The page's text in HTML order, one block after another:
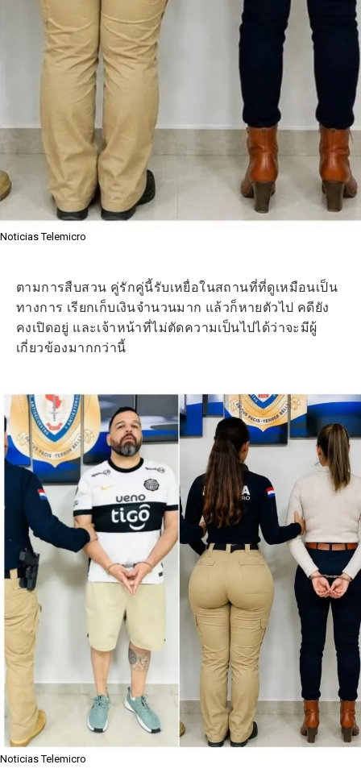
Noticias Telemicro
ตามการสืบสวน คู่รักคู่นี้รับเหยื่อในสถานที่ที่ดูเหมือนเป็น
ทางการ เรียกเก็บเงินจำนวนมาก แล้วก็หายตัวไป คดียัง
คงเปิดอยู่ และเจ้าหน้าที่ไม่ตัดความเป็นไปได้ว่าจะมีผู้
เกี่ยวข้องมากกว่านี้
Noticias Telemicro